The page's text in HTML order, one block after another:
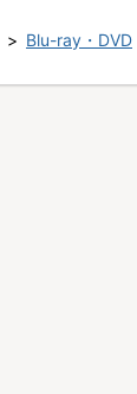
> Blu-ray・DVD